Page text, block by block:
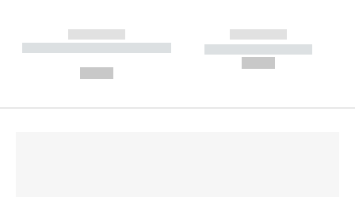
------------
----------- ----------- --------
------------
----------- -----------